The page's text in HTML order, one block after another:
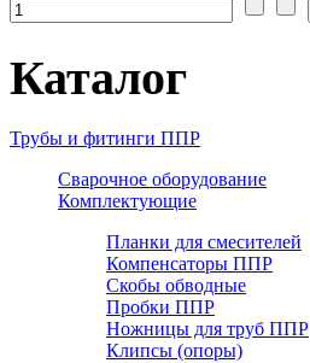
Каталог
Трубы и фитинги ППР
Сварочное оборудование
Комплектующие
Планки для смесителей
Компенсаторы ППР
Скобы обводные
Пробки ППР
Ножницы для труб ППР
Клипсы (опоры)